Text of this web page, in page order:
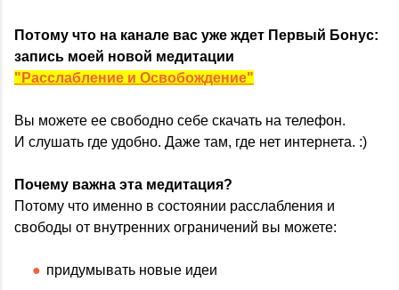
Потому что на канале вас уже ждет Первый Бонус:
запись моей новой медитации
"Расслабление и Освобождение"
Вы можете ее свободно себе скачать на телефон.
И слушать где удобно. Даже там, где нет интернета. :)
Почему важна эта медитация?
Потому что именно в состоянии расслабления и
свободы от внутренних ограничений вы можете:
придумывать новые идеи